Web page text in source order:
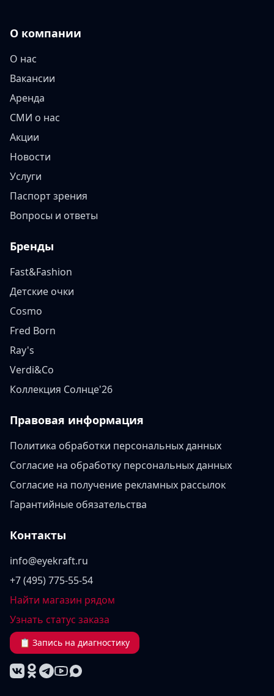
О компании
О нас
Вакансии
Аренда
СМИ о нас
Акции
Новости
Услуги
Паспорт зрения
Вопросы и ответы
Бренды
Fast&Fashion
Детские очки
Cosmo
Fred Born
Ray's
Verdi&Co
Коллекция Солнце'26
Правовая информация
Политика обработки персональных данных
Согласие на обработку персональных данных
Согласие на получение рекламных рассылок
Гарантийные обязательства
Контакты
info@eyekraft.ru
+7 (495) 775-55-54
Найти магазин рядом
Узнать статус заказа
📋 Запись на диагностику